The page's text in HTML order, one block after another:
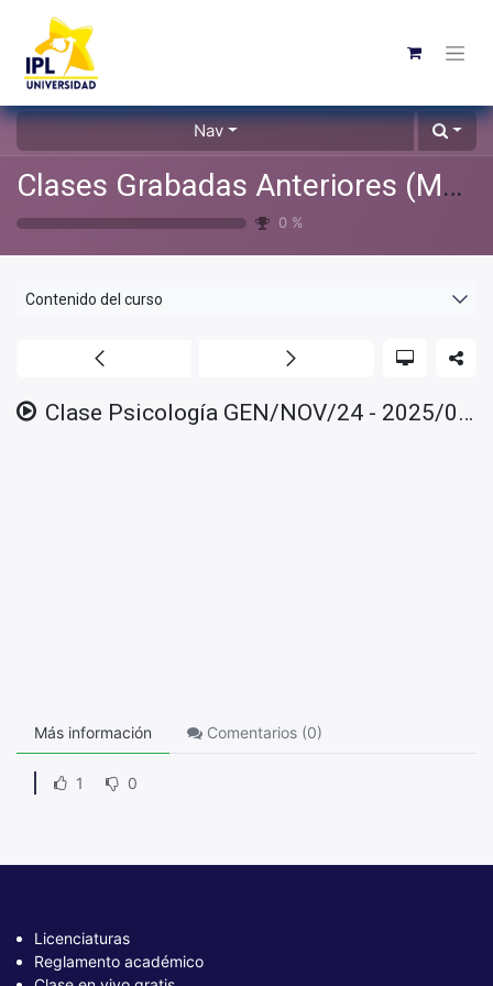
Nav
Clases Grabadas Anteriores (Material de apoyo para alumnos)
0 %
Contenido del curso
Clase Psicología GEN/NOV/24 - 2025/01/23
Más información Comentarios (0)
1 0
Licenciaturas
Reglamento académico